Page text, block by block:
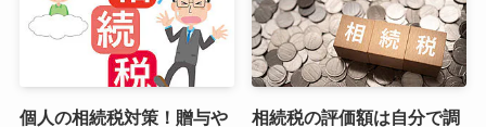
個人の相続税対策！贈与や
相続税の評価額は自分で調